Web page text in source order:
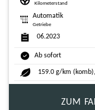
Kilometerstand
Automatik
Getriebe
06.2023
Ab sofort
159.0 g/km
ZUM